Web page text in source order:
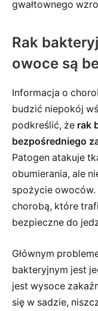
gwałtownego
Rak
owoce są
Informacja o
budzić niepokój
podkreślić, że rak
bezpośredniego
Patogen atakuje
obumierania, ale
spożycie
chorobą, które
bezpieczne do
Głównym
bakteryjnym jest
jest wysoce
się w sadzie,